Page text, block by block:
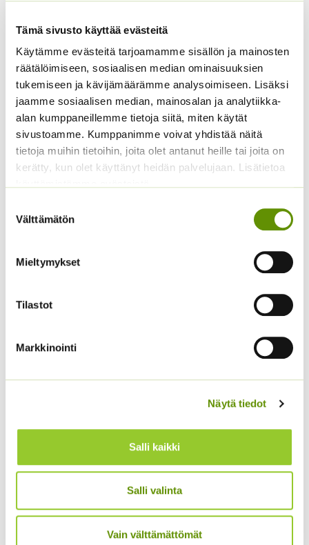
Tämä sivusto käyttää evästeitä
Käytämme evästeitä tarjoamamme sisällön ja mainosten
räätälöimiseen, sosiaalisen median ominaisuuksien
tukemiseen ja kävijämäärämme analysoimiseen. Lisäksi
jaamme sosiaalisen median, mainosalan ja analytiikka-
alan kumppaneillemme tietoja siitä, miten käytät
sivustoamme. Kumppanimme voivat yhdistää näitä
tietoja muihin tietoihin, joita olet antanut heille tai joita on
kerätty, kun olet käyttänyt heidän palvelujaan. Lisätietoa
valinta
Välttämätön
Mieltymykset
Tilastot
Markkinointi
Näytä tiedot
Salli kaikki
Salli valinta
Vain välttämättömät
Yrttiselleri, eri
pakkauskokoja
saatavilla
Pensastomaatti Totem
F1 10 s.
4,95€ Sisältää arvonlisäveron
Spagettikurpitsa Pyza
4,50€ Sisältää arvonlisäveron